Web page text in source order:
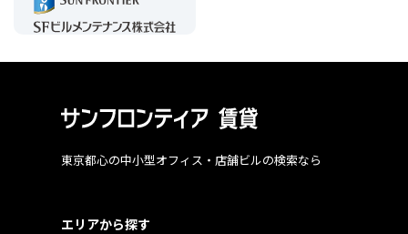
東京都心の中小型オフィス・店舗ビルの検索なら
エリアから探す